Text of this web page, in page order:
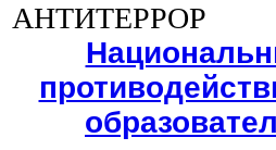
АНТИТЕРРОР